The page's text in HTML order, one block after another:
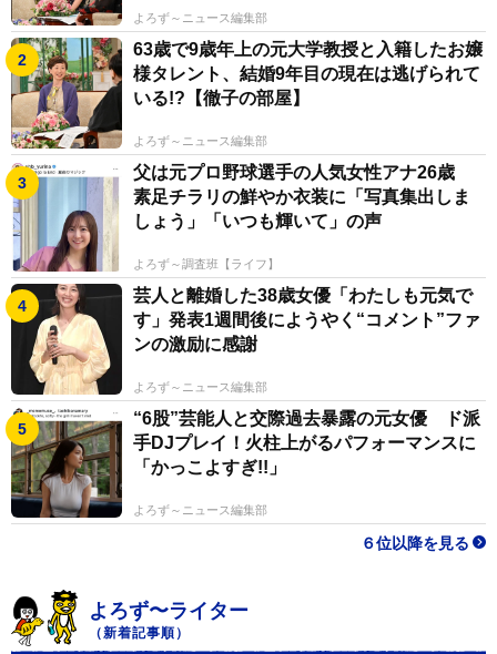
自身の理想像については「一番は関西の皆さんに知っ
てもらって、愛していただけるようなアナウンサー」と
語る。「そのためには自分の言葉で、しっかり伝えられ
るようになりたいと思います」。持ち前の明るさと笑顔
とタフさで目標に向かって進んでいく。
よろず～ニュース編集部
63歳で9歳年上の元大学教授と入籍したお嬢
様タレント、結婚9年目の現在は逃げられて
いる!?【徹子の部屋】
よろず～ニュース編集部
父は元プロ野球選手の人気女性アナ26歳
素足チラリの鮮やか衣装に「写真集出しま
しょう」「いつも輝いて」の声
よろず～調査班【ライフ】
芸人と離婚した38歳女優「わたしも元気で
す」発表1週間後にようやく“コメント”ファ
ンの激励に感謝
よろず～ニュース編集部
“6股”芸能人と交際過去暴露の元女優 ド派
手DJプレイ！火柱上がるパフォーマンスに
「かっこよすぎ!!」
よろず～ニュース編集部
６位以降を見る
よろず〜ライター
（新着記事順）